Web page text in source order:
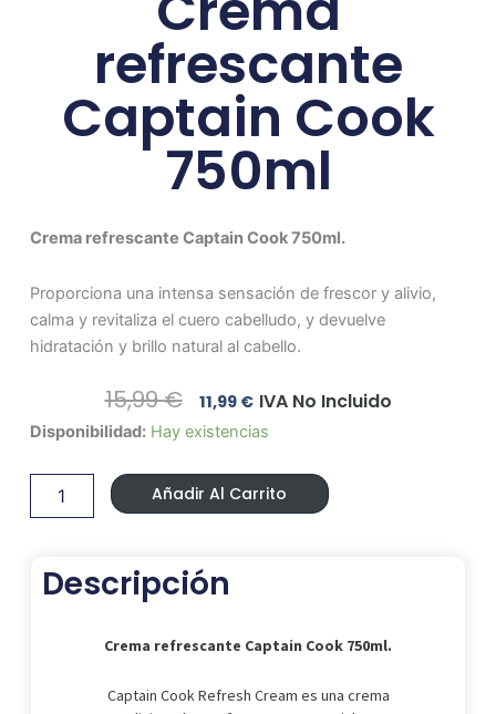
refrescante
Captain Cook
750ml
Crema refrescante Captain Cook 750ml.
Proporciona una intensa sensación de frescor y alivio,
calma y revitaliza el cuero cabelludo, y devuelve
hidratación y brillo natural al cabello.
15,99€ El
Precio
Original
Era:
15,99 €.
11,99 €El
Precio
Actual
Es:
11,99 €.
IVA No Incluido
Disponibilidad: Hay existencias
Crema
Captain
Cook
750ml
Añadir Al Carrito
Descripción
Crema refrescante Captain Cook 750ml.
Captain Cook Refresh Cream es una crema